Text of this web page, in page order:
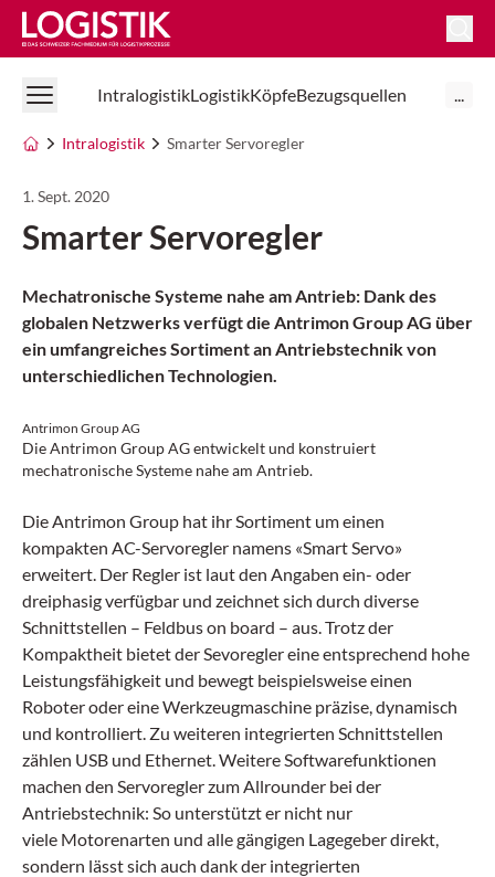
Logistik Online
IntralogistikLogistikKöpfeBezugsquellen ...
Intralogistik Smarter Servoregler
1. Sept. 2020
Smarter Servoregler
Mechatronische Systeme nahe am Antrieb: Dank des
globalen Netzwerks verfügt die Antrimon Group AG über
ein umfangreiches Sortiment an Antriebstechnik von
unterschiedlichen Technologien.
Antrimon Group AG
Die Antrimon Group AG entwickelt und konstruiert
mechatronische Systeme nahe am Antrieb.
Die Antrimon Group hat ihr Sortiment um einen
kompakten AC-Servoregler namens «Smart Servo»
erweitert. Der Regler ist laut den Angaben ein- oder
dreiphasig verfügbar und zeichnet sich durch diverse
Schnittstellen – Feldbus on board – aus. Trotz der
Kompaktheit bietet der Sevoregler eine entsprechend hohe
Leistungsfähigkeit und bewegt beispielsweise einen
Roboter oder eine Werkzeugmaschine präzise, dynamisch
und kontrolliert. Zu weiteren integrierten Schnittstellen
zählen USB und Ethernet. Weitere Softwarefunktionen
machen den Servoregler zum Allrounder bei der
Antriebstechnik: So unterstützt er nicht nur
viele Motorenarten und alle gängigen Lagegeber direkt,
sondern lässt sich auch dank der integrierten